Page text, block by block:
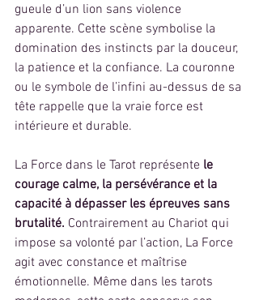
gueule d’un lion sans violence
apparente. Cette scène symbolise la
domination des instincts par la douceur,
la patience et la confiance. La couronne
ou le symbole de l’infini au-dessus de sa
tête rappelle que la vraie force est
intérieure et durable.
La Force dans le Tarot représente le
courage calme, la persévérance et la
capacité à dépasser les épreuves sans
brutalité. Contrairement au Chariot qui
impose sa volonté par l’action, La Force
agit avec constance et maîtrise
émotionnelle. Même dans les tarots